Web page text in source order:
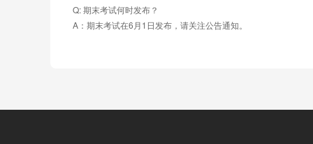
Q: 期末考试何时发布？
A：期末考试在6月1日发布，请关注公告通知。